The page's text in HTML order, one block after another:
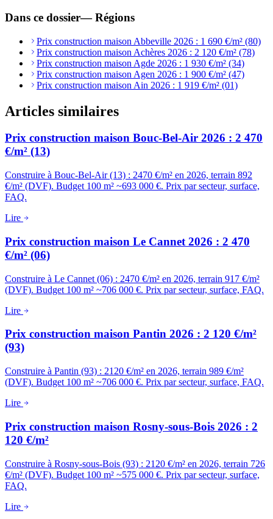
Dans ce dossier—Régions
Prix construction maison Abbeville 2026 : 1 690 €/m² (80)
Prix construction maison Achères 2026 : 2 120 €/m² (78)
Prix construction maison Agde 2026 : 1 930 €/m² (34)
Prix construction maison Agen 2026 : 1 900 €/m² (47)
Prix construction maison Ain 2026 : 1 919 €/m² (01)
Articles similaires
Prix construction maison Bouc-Bel-Air 2026 : 2 470
€/m² (13)
Construire à Bouc-Bel-Air (13) : 2470 €/m² en 2026, terrain 892
€/m² (DVF). Budget 100 m² ~693 000 €. Prix par secteur, surface,
FAQ.
Lire
Prix construction maison Le Cannet 2026 : 2 470
€/m² (06)
Construire à Le Cannet (06) : 2470 €/m² en 2026, terrain 917 €/m²
(DVF). Budget 100 m² ~706 000 €. Prix par secteur, surface, FAQ.
Lire
Prix construction maison Pantin 2026 : 2 120 €/m²
(93)
Construire à Pantin (93) : 2120 €/m² en 2026, terrain 989 €/m²
(DVF). Budget 100 m² ~706 000 €. Prix par secteur, surface, FAQ.
Lire
Prix construction maison Rosny-sous-Bois 2026 : 2
120 €/m²
Construire à Rosny-sous-Bois (93) : 2120 €/m² en 2026, terrain 726
€/m² (DVF). Budget 100 m² ~575 000 €. Prix par secteur, surface,
FAQ.
Lire